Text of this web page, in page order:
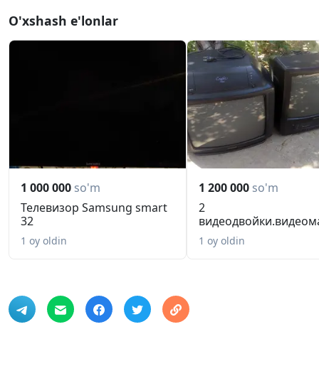
O'xshash e'lonlar
1 000 000 so'm
Телевизор Samsung smart
32
1 oy oldin
1 200 000 so'm
2
1 oy oldin